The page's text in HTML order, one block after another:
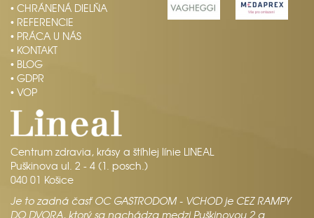
• CHRÁNENÁ DIELŇA
• REFERENCIE
• PRÁCA U NÁS
• KONTAKT
• BLOG
• GDPR
• VOP
Centrum zdravia, krásy a štíhlej línie LINEAL
Puškinova ul. 2 - 4 (1. posch.)
040 01 Košice
Je to zadná časť OC GASTRODOM - VCHOD je CEZ RAMPY
DO DVORA, ktorý sa nachádza medzi Puškinovou 2 a